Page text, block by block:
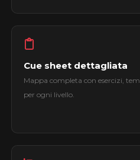
Cue sheet dettagliata
Mappa completa con esercizi,
per ogni livello.